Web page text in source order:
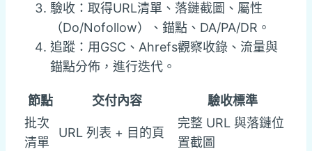
驗收：取得URL清單、落鏈截圖、屬性
（Do/Nofollow）、錨點、DA/PA/DR。
追蹤：用GSC、Ahrefs觀察收錄、流量與
錨點分佈，進行迭代。
節點 交付內容
驗收標準
批次
清單
URL 列表 + 目的頁
完整 URL 與落鏈位
置截圖